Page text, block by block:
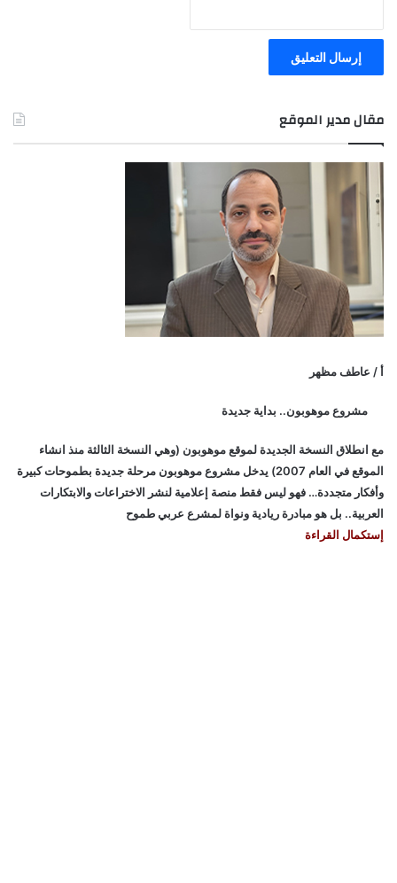
مقال مدير الموقع
أ / عاطف مظهر
مشروع موهوبون.. بداية جديدة
مع انطلاق النسخة الجديدة لموقع موهوبون (وهي النسخة الثالثة منذ انشاء
الموقع في العام 2007) يدخل مشروع موهوبون مرحلة جديدة بطموحات كبيرة
وأفكار متجددة… فهو ليس فقط منصة إعلامية لنشر الاختراعات والابتكارات
العربية.. بل هو مبادرة ريادية ونواة لمشرع عربي طموح
إستكمال القراءة